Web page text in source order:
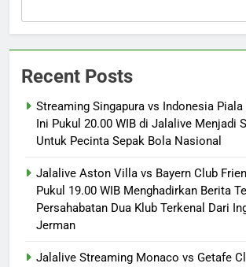
Recent Posts
Streaming Singapura vs Indonesia
Ini Pukul 20.00 WIB di Jalalive Menjadi
Untuk Pecinta Sepak Bola Nasional
Jalalive Aston Villa vs Bayern Club
Pukul 19.00 WIB Menghadirkan Berita
Persahabatan Dua Klub Terkenal Dari
Jerman
Jalalive Streaming Monaco vs Getafe